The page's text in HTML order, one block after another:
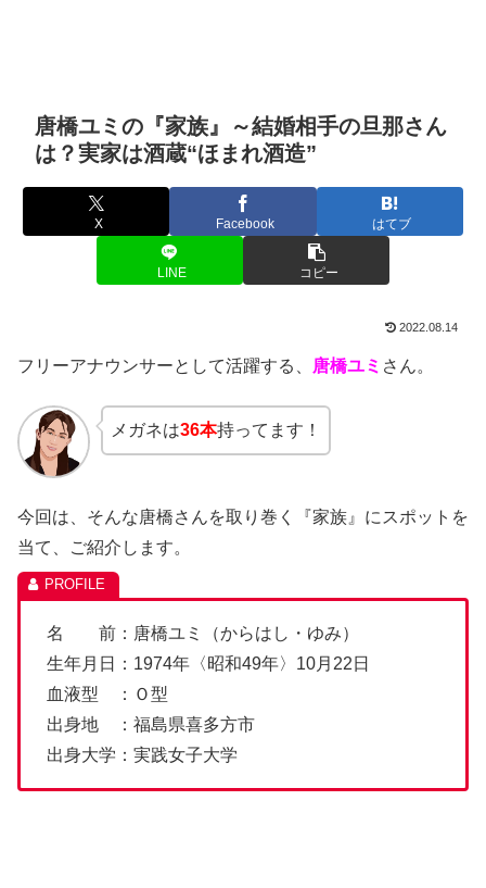
唐橋ユミの『家族』～結婚相手の旦那さん
は？実家は酒蔵“ほまれ酒造”
X Facebook はてブ
LINE コピー
2022.08.14
フリーアナウンサーとして活躍する、 唐橋ユミ さん。
メガネは36本持ってます！
今回は、そんな唐橋さんを取り巻く『家族』にスポットを
当て、ご紹介します。
名 前：唐橋ユミ（からはし・ゆみ）
生年月日：1974年〈昭和49年〉10月22日
血液型 ：Ｏ型
出身地 ：福島県喜多方市
出身大学：実践女子大学